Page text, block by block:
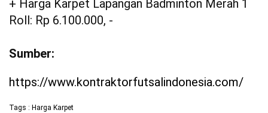
+ Harga Karpet Lapangan Badminton Merah 1
Roll: Rp 6.100.000, -
Sumber:
https://www.kontraktorfutsalindonesia.com/
Tags : Harga Karpet